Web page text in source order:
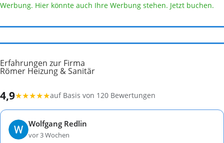
Werbung. Hier könnte auch Ihre Werbung stehen. Jetzt buchen.
Erfahrungen zur Firma
Römer Heizung & Sanitär
4,9★★★★★auf Basis von 120 Bewertungen
Wolfgang Redlin
vor 3 Wochen